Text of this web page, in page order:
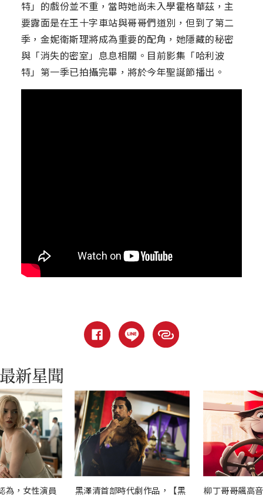
特」的戲份並不重，當時她尚未入學霍格華茲，主
要露面是在王十字車站與哥哥們道別，但到了第二
季，金妮衛斯理將成為重要的配角，她隱藏的秘密
與「消失的密室」息息相關。目前影集「哈利波
特」第一季已拍攝完畢，將於今年聖誕節播出。
為，女性演員
黑澤清首部時代劇作品，【黑
柳丁哥哥飆高